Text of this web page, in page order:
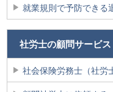
就業規則で予防できる
社労士の顧問サービス
社会保険労務士（社労